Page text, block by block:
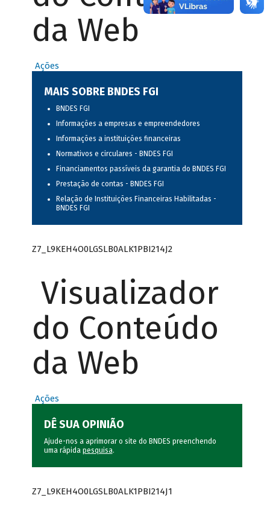
da Web
Ações
MAIS SOBRE BNDES FGI
BNDES FGI
Informações a empresas e empreendedores
Informações a instituições financeiras
Normativos e circulares - BNDES FGI
Financiamentos passíveis da garantia do BNDES FGI
Prestação de contas - BNDES FGI
Relação de Instituições Financeiras Habilitadas -
BNDES FGI
Z7_L9KEH4O0LGSLB0ALK1PBI214J2
Visualizador
do Conteúdo
da Web
Ações
DÊ SUA OPINIÃO
Ajude-nos a aprimorar o site do BNDES preenchendo
uma rápida pesquisa.
Z7_L9KEH4O0LGSLB0ALK1PBI214J1